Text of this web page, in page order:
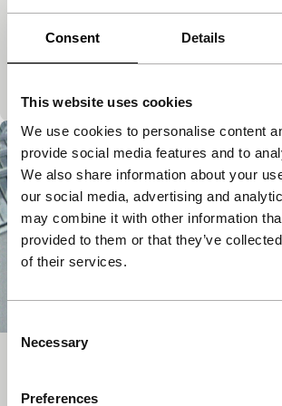
Consent Details
This website uses cookies
We use cookies to personalise content
provide social media features and to
We also share information about your
our social media, advertising and
may combine it with other information
provided to them or that they’ve
of their services.
Selection
Necessary
Preferences
Narkevicius op een ochtend maakte van
voormalige flat naar het geografisch
short films